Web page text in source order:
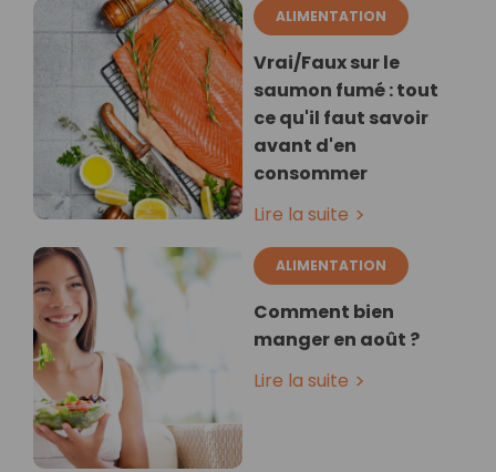
ALIMENTATION
Vrai/Faux sur le
saumon fumé : tout
ce qu'il faut savoir
avant d'en
consommer
Lire la suite
ALIMENTATION
Comment bien
manger en août ?
Lire la suite